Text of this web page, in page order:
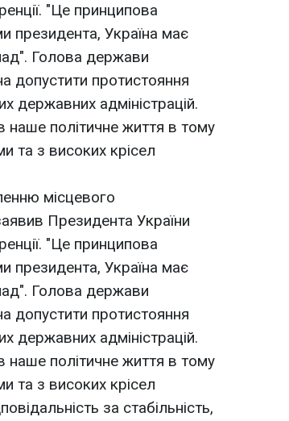
"Це принципова
президента, Україна має
Голова держави
допустити протистояння
державних адміністрацій.
наше політичне життя в тому
та з високих крісел
місцевого
Президента України
"Це принципова
президента, Україна має
Голова держави
допустити протистояння
державних адміністрацій.
наше політичне життя в тому
та з високих крісел
за стабільність,